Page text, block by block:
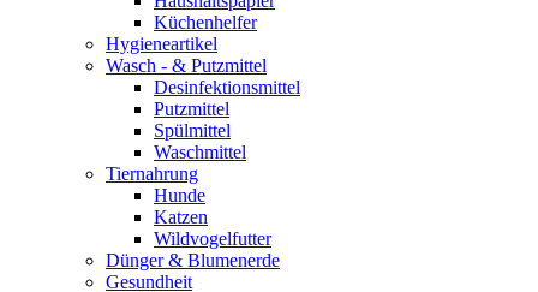
Küchenhelfer
Hygieneartikel
Wasch - & Putzmittel
Desinfektionsmittel
Putzmittel
Spülmittel
Waschmittel
Tiernahrung
Hunde
Katzen
Wildvogelfutter
Dünger & Blumenerde
Gesundheit